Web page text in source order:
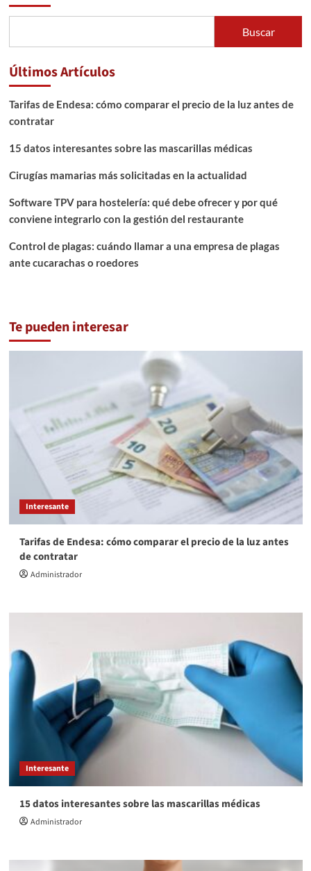
Buscar
Últimos Artículos
Tarifas de Endesa: cómo comparar el precio de la luz antes de
contratar
15 datos interesantes sobre las mascarillas médicas
Cirugías mamarias más solicitadas en la actualidad
Software TPV para hostelería: qué debe ofrecer y por qué
conviene integrarlo con la gestión del restaurante
Control de plagas: cuándo llamar a una empresa de plagas
ante cucarachas o roedores
Te pueden interesar
Interesante
Tarifas de Endesa: cómo comparar el precio de la luz antes
de contratar
Administrador
Interesante
15 datos interesantes sobre las mascarillas médicas
Administrador